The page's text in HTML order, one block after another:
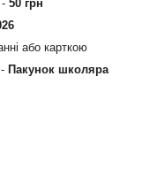
50 грн
або карткою
Пакунок школяра